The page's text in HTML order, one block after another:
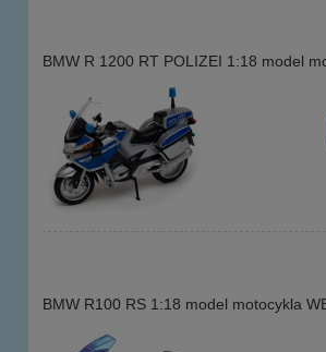
BMW R 1200 RT POLIZEI 1:18 model
BMW R100 RS 1:18 model motocykla